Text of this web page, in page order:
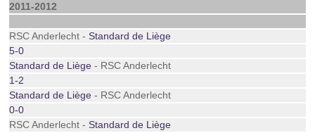
2011-2012
RSC Anderlecht -Standard de Liège
5-0
Standard de Liège - RSC Anderlecht
1-2
Standard de Liège - RSC Anderlecht
0-0
RSC Anderlecht -Standard de Liège